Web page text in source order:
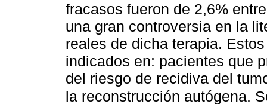
fracasos fueron de 2,6%
una gran controversia en la
reales de dicha terapia.
indicados en: pacientes que
del riesgo de recidiva del
la reconstrucción autógena.